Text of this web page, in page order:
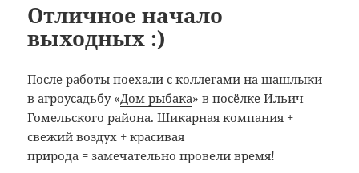
Отличное начало
выходных :)
После работы поехали с коллегами на шашлыки
в агроусадьбу «Дом рыбака» в посёлке Ильич
Гомельского района. Шикарная компания +
свежий воздух + красивая
природа = замечательно провели время!